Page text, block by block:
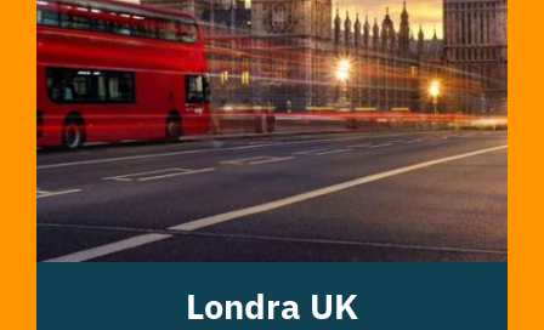
Londra UK